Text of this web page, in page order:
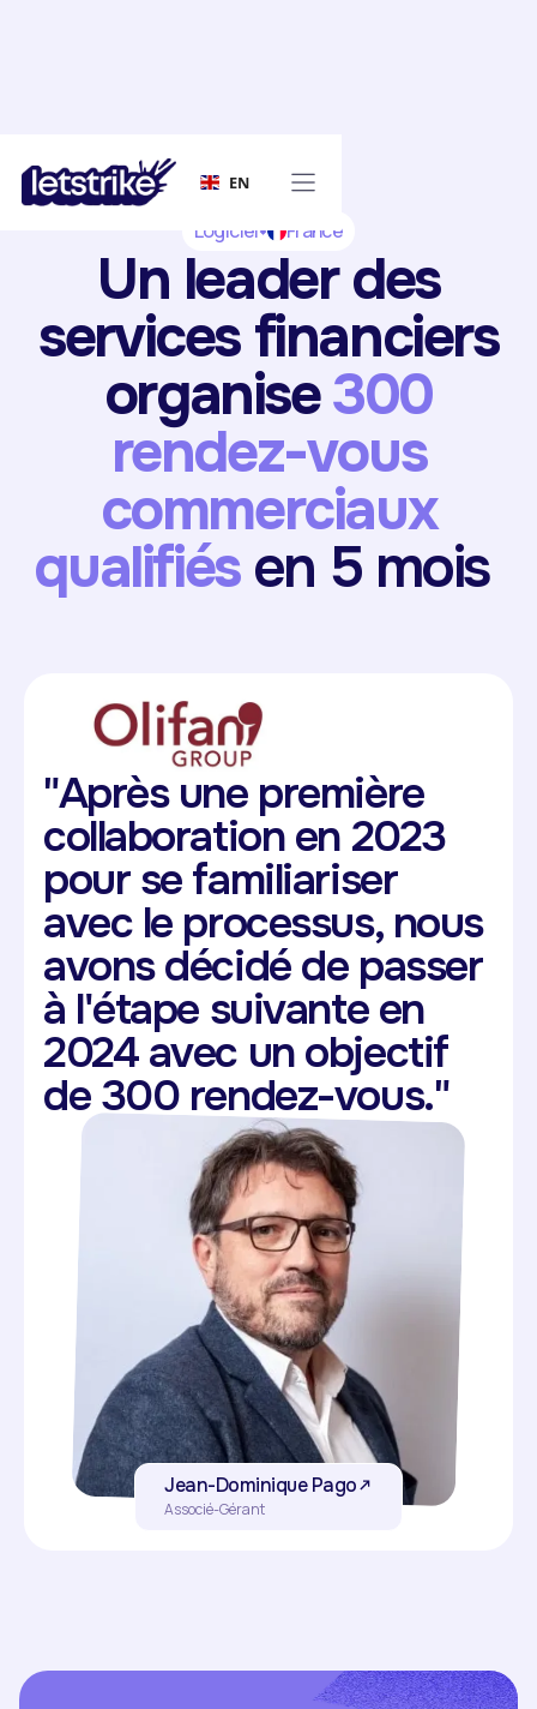
EN
Logiciel France
Un leader des
services financiers
organise300
rendez-vous
commerciaux
qualifiés en 5 mois
Jean-Dominique Pago
Associé-Gérant
"Après une première
collaboration en 2023
pour se familiariser
avec le processus, nous
avons décidé de passer
à l'étape suivante en
2024 avec un objectif
de 300 rendez-vous."